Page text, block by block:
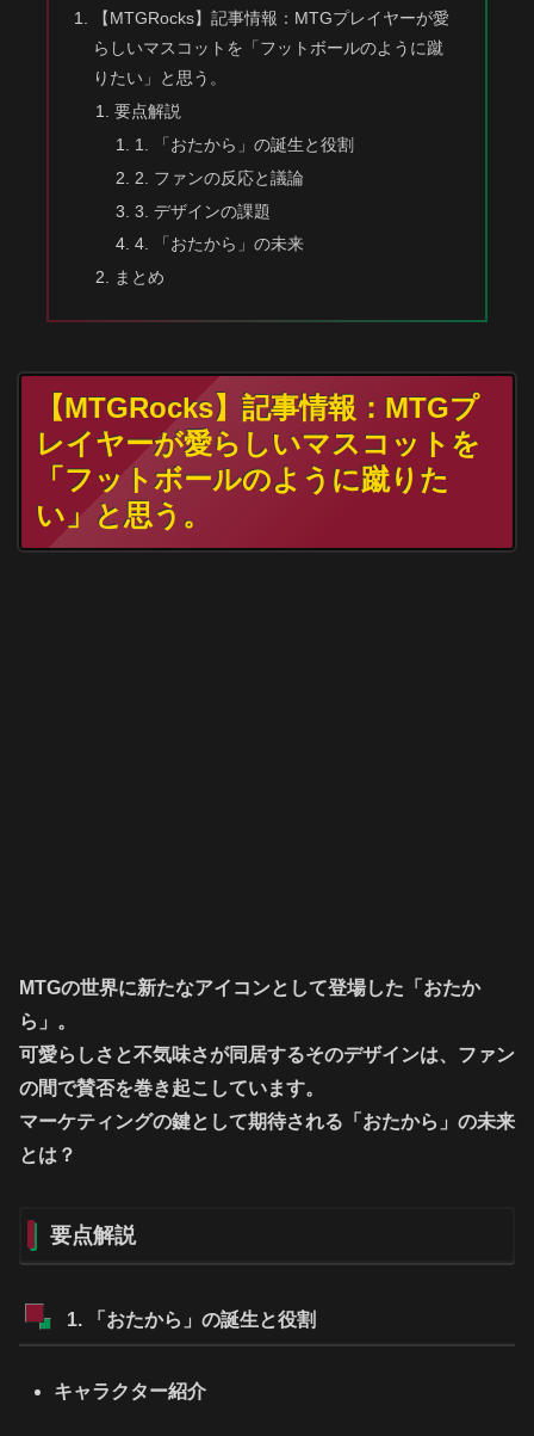
【MTGRocks】記事情報：MTGプレイヤーが愛
らしいマスコットを「フットボールのように蹴
りたい」と思う。
要点解説
1. 「おたから」の誕生と役割
2. ファンの反応と議論
3. デザインの課題
4. 「おたから」の未来
まとめ
【MTGRocks】記事情報：MTGプ
レイヤーが愛らしいマスコットを
「フットボールのように蹴りた
い」と思う。
MTGの世界に新たなアイコンとして登場した「おたか
ら」。
可愛らしさと不気味さが同居するそのデザインは、ファン
の間で賛否を巻き起こしています。
マーケティングの鍵として期待される「おたから」の未来
とは？
要点解説
1. 「おたから」の誕生と役割
キャラクター紹介